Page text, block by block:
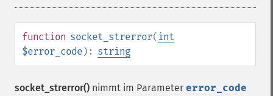
function socket_strerror( int
$error_code): string
socket_strerror() nimmt im Parameter error_code